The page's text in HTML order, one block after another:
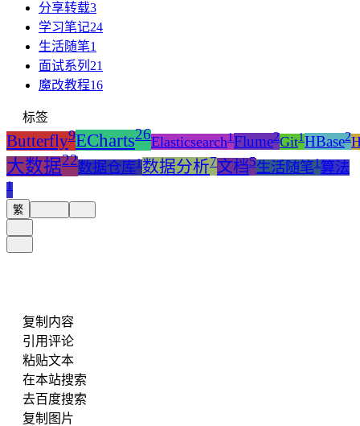
分享转载3
学习笔记24
生活随笔1
面试系列 21
魔改教程16
标签
Butterfly9ECharts26Elasticsearch1Flume2Git1HBase2
大数据22数据仓库1数据分析7文档5生活随笔1算法
1
繁
复制内容
引用评论
粘贴文本
在本站搜索
去百度搜索
复制图片